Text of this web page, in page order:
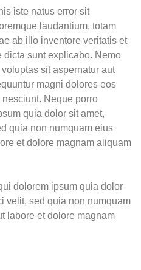
iste natus error sit
laudantium, totam
ab illo inventore veritatis et
dicta sunt explicabo. Nemo
sit aspernatur aut
magni dolores eos
Neque porro
quia dolor sit amet,
quia non numquam eius
et dolore magnam aliquam
dolorem ipsum quia dolor
velit, sed quia non numquam
labore et dolore magnam